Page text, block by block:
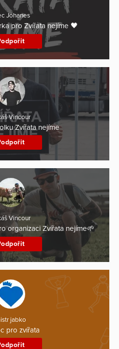
Johanes
pro Zvířata nejíme 🖤
Vincour
Zvířata nejíme
Vincour
organizaci Zvířata nejíme🌱
jabko
pro zvířata